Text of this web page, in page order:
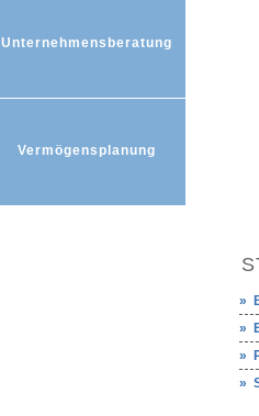
Unternehmensberatung
Vermögensplanung